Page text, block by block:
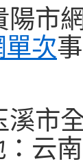
陽市
次
溪市
云南